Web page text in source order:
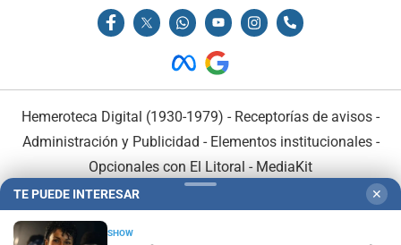
Hemeroteca Digital (1930-1979) - Receptorías de avisos -
Administración y Publicidad - Elementos institucionales-
Opcionales con El Litoral - MediaKit
TE PUEDE INTERESAR ✕
SHOW